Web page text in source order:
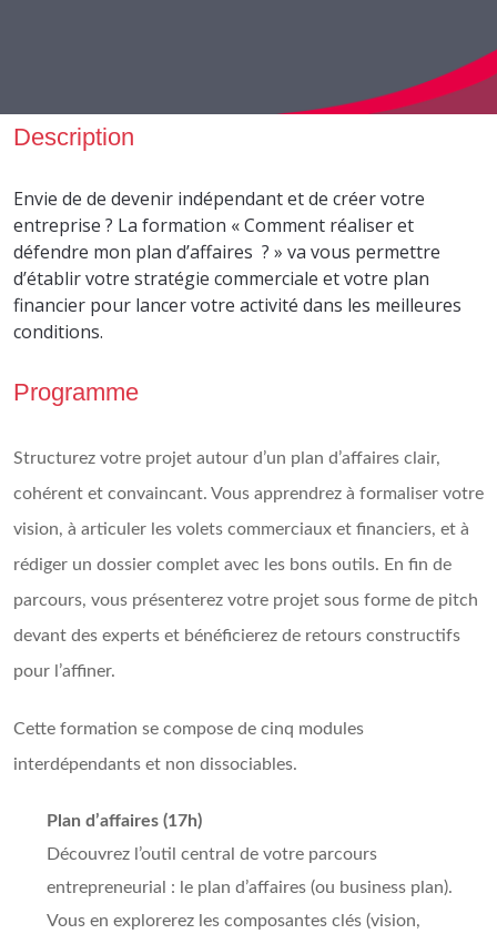
Description
Envie de de devenir indépendant et de créer votre
entreprise ? La formation « Comment réaliser et
défendre mon plan d’affaires ? » va vous permettre
d’établir votre stratégie commerciale et votre plan
financier pour lancer votre activité dans les meilleures
conditions.
Programme
Structurez votre projet autour d’un plan d’affaires clair,
cohérent et convaincant. Vous apprendrez à formaliser votre
vision, à articuler les volets commerciaux et financiers, et à
rédiger un dossier complet avec les bons outils. En fin de
parcours, vous présenterez votre projet sous forme de pitch
devant des experts et bénéficierez de retours constructifs
pour l’affiner.
Cette formation se compose de cinq modules
interdépendants et non dissociables.
Plan d’affaires (17h)
Découvrez l’outil central de votre parcours
entrepreneurial : le plan d’affaires (ou business plan).
Vous en explorerez les composantes clés (vision,